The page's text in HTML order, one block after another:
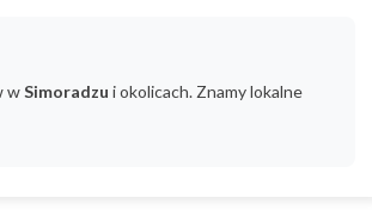
wSimoradzu i okolicach. Znamy lokalne